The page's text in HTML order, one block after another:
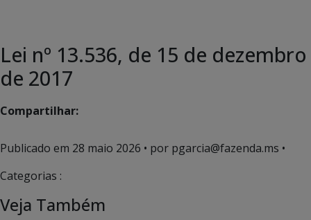
Lei nº 13.536, de 15 de dezembro
de 2017
Compartilhar:
Publicado em 28 maio 2026 • por pgarcia@fazenda.ms •
Categorias :
Veja Também